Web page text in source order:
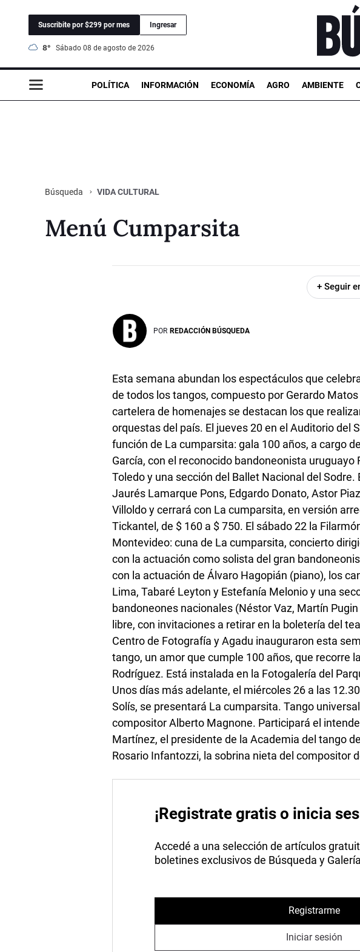
Suscribite por $299 por mes Ingresar
8° sábado 08 de agosto de 2026
POLÍTICA INFORMACIÓN ECONOMÍA AGRO AMBIENTE
Búsqueda VIDA CULTURAL
Menú Cumparsita
+ Seguir
POR REDACCIÓN BÚSQUEDA
Esta semana abundan los espectáculos que
de todos los tangos, compuesto por Gerardo
cartelera de homenajes se destacan los que
orquestas del país. El jueves 20 en el Auditorio del
función de La cumparsita: gala 100 años, a cargo
García, con el reconocido bandoneonista
Toledo y una sección del Ballet Nacional del
Jaurés Lamarque Pons, Edgardo Donato, Astor
Villoldo y cerrará con La cumparsita, en versión
Tickantel, de $ 160 a $ 750. El sábado 22 la
Montevideo: cuna de La cumparsita, concierto
con la actuación como solista del gran
con la actuación de Álvaro Hagopián (piano), los
Lima, Tabaré Leyton y Estefanía Melonio y una
bandoneones nacionales (Néstor Vaz, Martín
libre, con invitaciones a retirar en la boletería del
Centro de Fotografía y Agadu inauguraron esta
tango, un amor que cumple 100 años, que recorre
Rodríguez. Está instalada en la Fotogalería del
Unos días más adelante, el miércoles 26 a las
Solís, se presentará La cumparsita. Tango
compositor Alberto Magnone. Participará el
Martínez, el presidente de la Academia del tango
Rosario Infantozzi, la sobrina nieta del compositor
¡Registrate gratis o inicia
Accedé a una selección de artículos
boletines exclusivos de Búsqueda y
Registrarme
Iniciar sesión